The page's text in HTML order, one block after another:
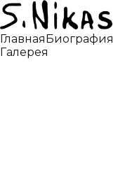
ГлавнаяБиография
Галерея